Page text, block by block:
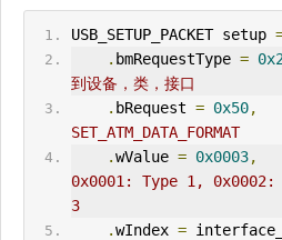
USB_ SETUP_PACKET setup
. bmRequestType =
到设备，类，接口
. bRequest = 0x50,
SET_ATM_DATA_FORMAT
.wValue = 0x0003,
0x0001: Type 1,
3
.wIndex =